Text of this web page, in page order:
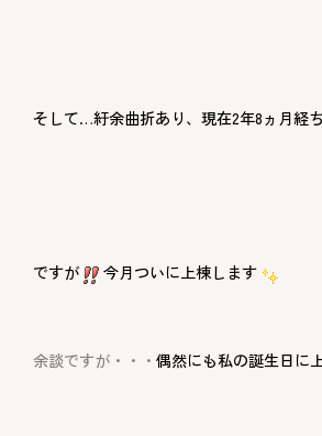
そして…紆余曲折あり、現在2年8ヵ月経
ですが 今月ついに上棟します
余談ですが・・・ 偶然にも私の誕生日に